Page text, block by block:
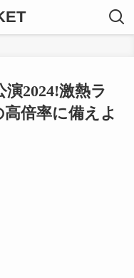
演2024!激熱ラ
倍率に備えよ